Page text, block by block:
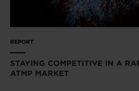
REPORT
STAYING COMPETITIVE IN A
ATMP MARKET